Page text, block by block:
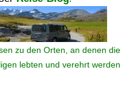
zu den Orten, an denen die
lebten und verehrt werden.